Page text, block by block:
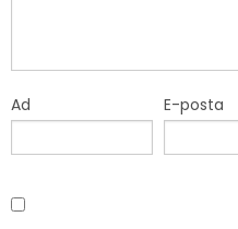
Ad E-posta